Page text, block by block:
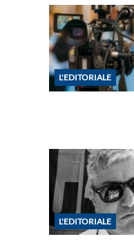
L'EDITORIALE
L'EDITORIALE